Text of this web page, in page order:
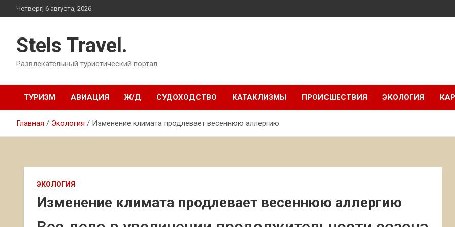
Перейти
к
Четверг, 6 августа, 2026
Stels Travel.
Развлекательный туристический портал.
ТУРИЗМ АВИАЦИЯ Ж/Д СУДОХОДСТВО КАТАКЛИЗМЫ ПРОИСШЕСТВИЯ ЭКОЛОГИЯ
Главная Экология Изменение климата продлевает весеннюю аллергию
ЭКОЛОГИЯ
Изменение климата продлевает весеннюю аллергию